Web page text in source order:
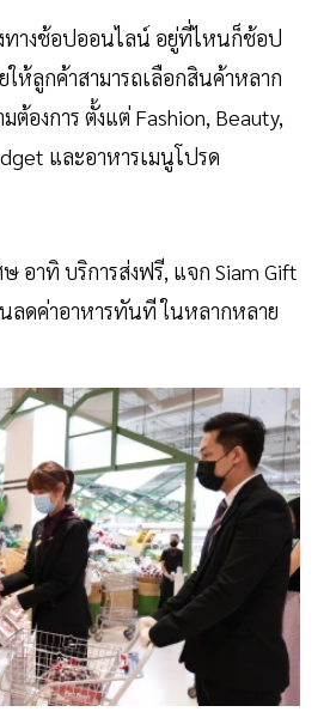
ทางช้อปออนไลน์ อยู่ที่ไหนก็ช้อป
ให้ลูกค้าสามารถเลือกสินค้าหลาก
องการ ตั้งแต่ Fashion, Beauty,
และอาหารเมนูโปรด
อาทิ บริการส่งฟรี, แจก Siam Gift
ลดค่าอาหารทันที ในหลากหลาย